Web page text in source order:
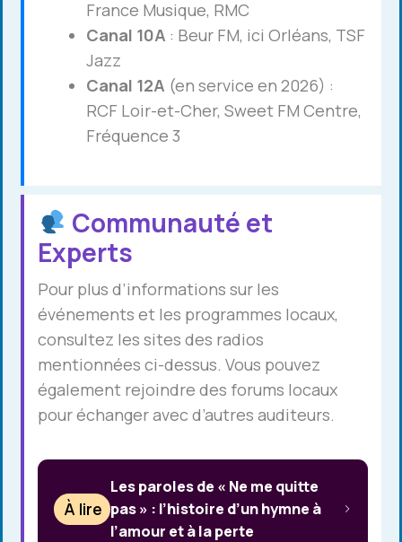
France Musique, RMC
Canal 10A : Beur FM, ici Orléans, TSF
Jazz
Canal 12A (en service en 2026) :
RCF Loir-et-Cher, Sweet FM Centre,
Fréquence 3
Communauté et
Experts
Pour plus d’informations sur les
événements et les programmes locaux,
consultez les sites des radios
mentionnées ci-dessus. Vous pouvez
également rejoindre des forums locaux
pour échanger avec d’autres auditeurs.
À lire
Les paroles de « Ne me quitte
pas » : l’histoire d’un hymne à
l’amour et à la perte